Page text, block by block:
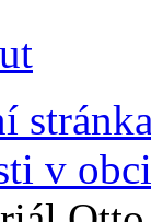
stránka
v obci